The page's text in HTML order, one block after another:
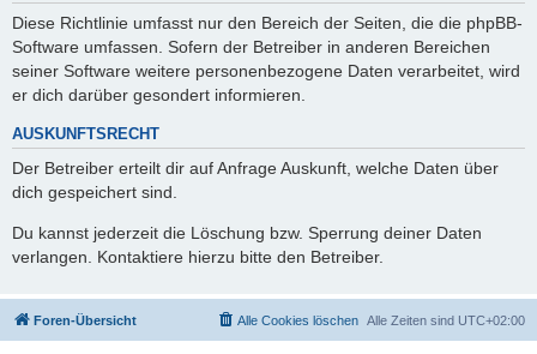
Diese Richtlinie umfasst nur den Bereich der Seiten, die die phpBB-
Software umfassen. Sofern der Betreiber in anderen Bereichen
seiner Software weitere personenbezogene Daten verarbeitet, wird
er dich darüber gesondert informieren.
AUSKUNFTSRECHT
Der Betreiber erteilt dir auf Anfrage Auskunft, welche Daten über
dich gespeichert sind.
Du kannst jederzeit die Löschung bzw. Sperrung deiner Daten
verlangen. Kontaktiere hierzu bitte den Betreiber.
Foren-Übersicht Alle Zeiten sind UTC+02:00
Alle Cookies löschen